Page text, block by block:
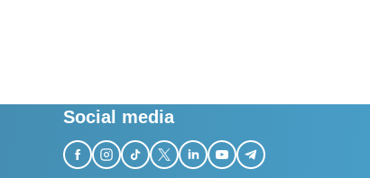
Social media